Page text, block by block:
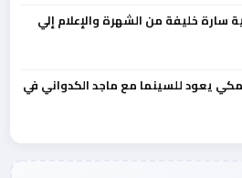
سارة خليفة من الشهرة والإعلام إلي
مكي يعود للسينما مع ماجد الكدواني في